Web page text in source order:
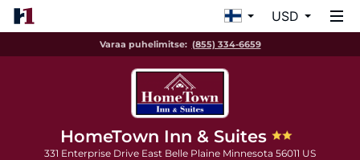
USD
Varaa puhelimitse: (855) 334-6659
HomeTown Inn & Suites
331 Enterprise Drive East Belle Plaine Minnesota 56011 US